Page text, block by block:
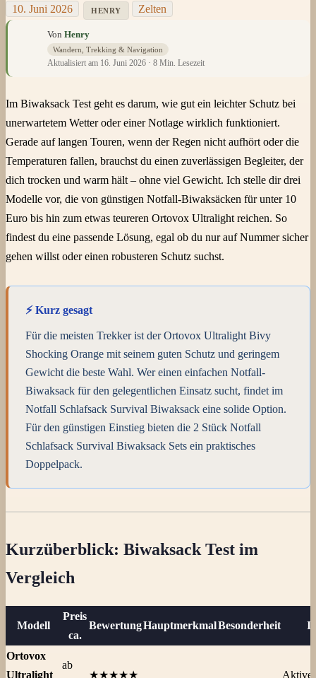
10. Juni 2026 HENRY Zelten
Von Henry
Wandern, Trekking & Navigation
Aktualisiert am 16. Juni 2026 · 8 Min. Lesezeit
Im Biwaksack Test geht es darum, wie gut ein leichter Schutz bei
unerwartetem Wetter oder einer Notlage wirklich funktioniert.
Gerade auf langen Touren, wenn der Regen nicht aufhört oder die
Temperaturen fallen, brauchst du einen zuverlässigen Begleiter, der
dich trocken und warm hält – ohne viel Gewicht. Ich stelle dir drei
Modelle vor, die von günstigen Notfall-Biwaksäcken für unter 10
Euro bis hin zum etwas teureren Ortovox Ultralight reichen. So
findest du eine passende Lösung, egal ob du nur auf Nummer sicher
gehen willst oder einen robusteren Schutz suchst.
⚡ Kurz gesagt
Für die meisten Trekker ist der Ortovox Ultralight Bivy
Shocking Orange mit seinem guten Schutz und geringem
Gewicht die beste Wahl. Wer einen einfachen Notfall-
Biwaksack für den gelegentlichen Einsatz sucht, findet im
Notfall Schlafsack Survival Biwaksack eine solide Option.
Für den günstigen Einstieg bieten die 2 Stück Notfall
Schlafsack Survival Biwaksack Sets ein praktisches
Doppelpack.
Kurzüberblick: Biwaksack Test im
Vergleich
Modell
Preis
ca.
BewertungHauptmerkmalBesonderheit
Ortovox
Ultralight
ab
★★★★★
Aktive